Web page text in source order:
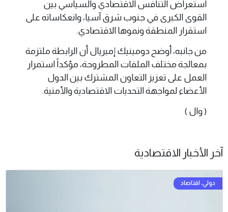
استعراض التنافس الاقتصادي والسياسي بين
القوى الكبرى في جنوب شرق آسيا، وانعكاساته على
استقرار المنطقة ونموها الاقتصادي.
من جانبه، أوضح دومينيك إمبريال أن الرابطة ملتزمة
بمعالجة مختلف الملفات المطروحة، مؤكداً استمرار
العمل على تعزيز التعاون المشترك بين الدول
الأعضاء لمواجهة التحديات الاقتصادية والأمنية.
( وال )
آخر الأخبار الاقتصادية